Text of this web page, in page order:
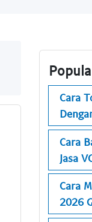
Cara
Cara
Jasa
Cara
2026